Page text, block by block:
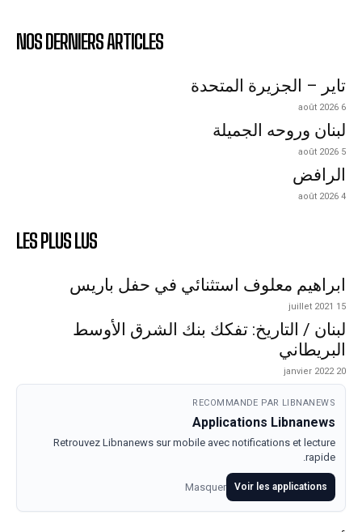
NOS DERNIERS ARTICLES
تاير – الجزيرة المتحدة
6 août 2026
لبنان وروحه الجميلة
5 août 2026
الرافض
4 août 2026
LES PLUS LUS
ابراهيم معلوف استثنائي في حفل باريس
15 juillet 2021
لبنان / التاريخ: تفكك بنك الشرق الأوسط
البريطاني
20 janvier 2022
RECOMMANDE PAR LIBNANEWS
Applications Libnanews
Retrouvez Libnanews sur mobile avec notifications et lecture
rapide.
Voir les applications
Masquer